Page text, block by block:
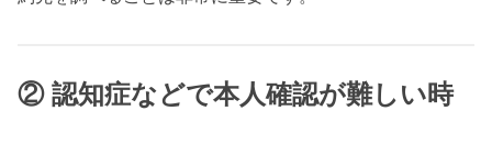
② 認知症などで本人確認が難しい時